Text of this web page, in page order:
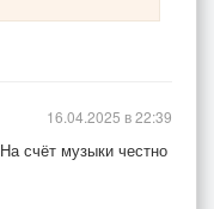
счёт музыки честно
16.04.2025 в 22:39